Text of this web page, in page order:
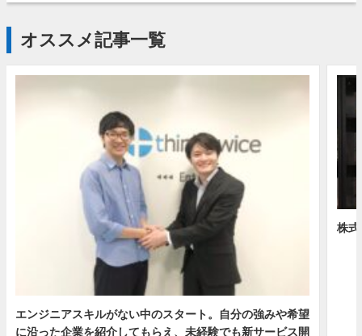
オススメ記事一覧
エンジニアスキルがない中のスタート。自分の強みや希望
に沿った企業を紹介してもらえ、未経験でも新サービス開
株式